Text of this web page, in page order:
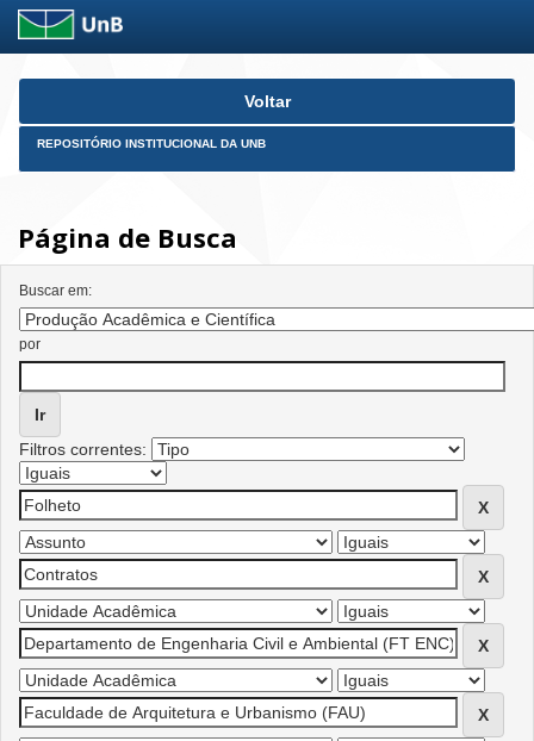
Skip
Voltar
REPOSITÓRIO INSTITUCIONAL DA UNB
Página de Busca
Buscar em:
por
Filtros correntes: